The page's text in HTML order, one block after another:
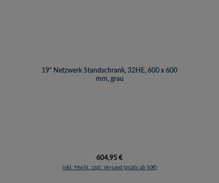
19" Netzwerk Standschrank, 32HE, 600 x 600
mm, grau
Regulärer Preis:
604,95 €
inkl. MwSt. zzgl. Versand (gratis ab 50€)